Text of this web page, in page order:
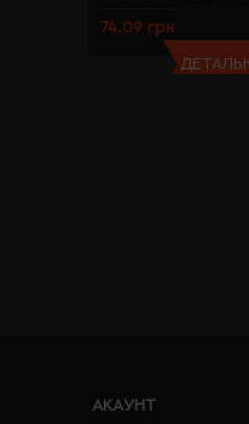
74.09 грн
АКАУНТ